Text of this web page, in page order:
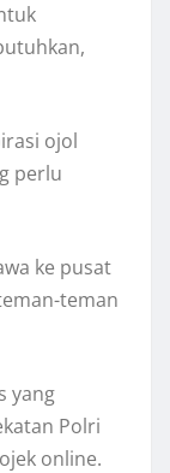
ojol
perlu
ke pusat
teman
yang
Polri
online.